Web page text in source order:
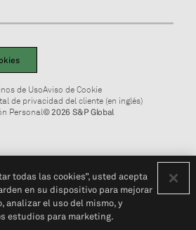
de UsoAviso de Cookie
de privacidad del cliente (en inglés)
Personal© 2026 S&P Global
todas las cookies”, usted acepta
en su dispositivo para mejorar
analizar el uso del mismo, y
estudios para marketing.